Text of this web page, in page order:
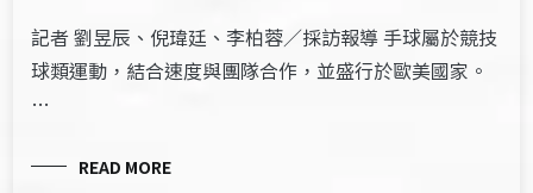
記者 劉昱辰、倪瑋廷、李柏蓉／採訪報導 手球屬於競技
球類運動，結合速度與團隊合作，並盛行於歐美國家。
…
READ MORE